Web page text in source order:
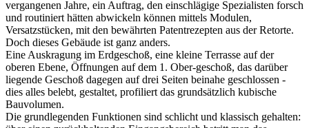
vergangenen Jahre, ein Auftrag, den einschlägige Spezialisten forsch
und routiniert hätten abwickeln können mittels Modulen,
Versatzstücken, mit den bewährten Patentrezepten aus der Retorte.
Doch dieses Gebäude ist ganz anders.
Eine Auskragung im Erdgeschoß, eine kleine Terrasse auf der
oberen Ebene, Öffnungen auf dem 1. Ober-geschoß, das darüber
liegende Geschoß dagegen auf drei Seiten beinahe geschlossen -
dies alles belebt, gestaltet, profiliert das grundsätzlich kubische
Bauvolumen.
Die grundlegenden Funktionen sind schlicht und klassisch gehalten: